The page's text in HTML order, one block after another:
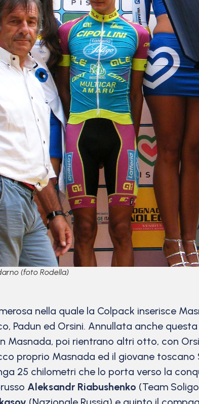
(foto Rodella)
nella quale la Colpack inserisce
Padun ed Orsini. Annullata anche
Masnada, poi rientrano altri otto, con
proprio Masnada ed il giovane
25 chilometri che lo porta verso la
Aleksandr Riabushenko (Team